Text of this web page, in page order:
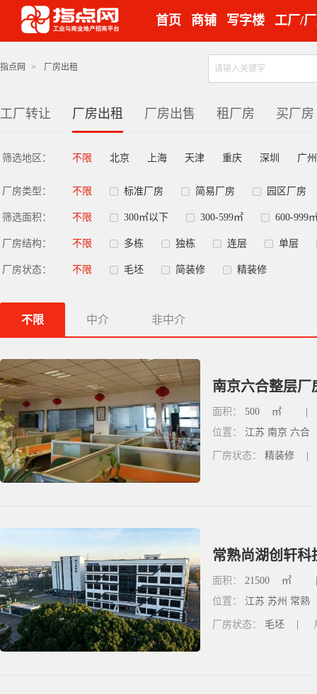
首页 商铺 写字楼 工厂/
指点网 > 厂房出租
工厂转让 厂房出租 厂房出售 租厂房 买厂房
筛选地区： 不限 北京 上海 天津 重庆 深圳 广州
厂房类型： 不限 标准厂房 简易厂房 园区厂房
筛选面积： 不限 300㎡以下 300-599㎡ 600-999
厂房结构： 不限 多栋 独栋 连层 单层
厂房状态： 不限 毛坯 简装修 精装修
不限 中介 非中介
面积： 500 ㎡
位置： 江苏 南京 六合
厂房状态： 精装修
常熟尚湖创轩科
面积： 21500 ㎡
位置： 江苏 苏州 常熟
厂房状态： 毛坯